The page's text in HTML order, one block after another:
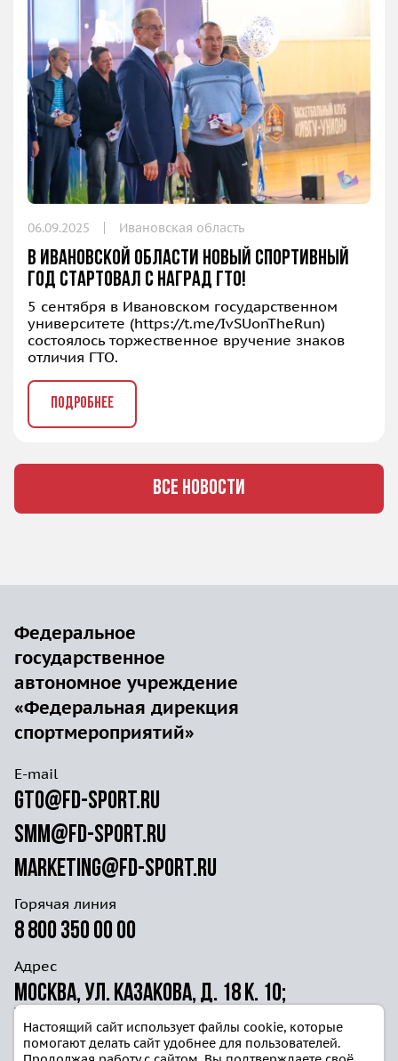
06.09.2025 Ивановская область
В Ивановской области новый спортивный
год стартовал с наград ГТО!
5 сентября в Ивановском государственном
университете (https://t.me/IvSUonTheRun)
состоялось торжественное вручение знаков
отличия ГТО.
ПОДРОБНЕЕ
ВСЕ НОВОСТИ
Федеральное
государственное
автономное учреждение
«Федеральная дирекция
спортмероприятий»
E-mail
gto@fd-sport.ru
smm@fd-sport.ru
marketing@fd-sport.ru
Горячая линия
8 800 350 00 00
Адрес
Москва, ул. Казакова, д. 18 к. 10;
ул. Волочаевская д. 40г ст. 4
Настоящий сайт использует файлы cookie, которые
помогают делать сайт удобнее для пользователей.